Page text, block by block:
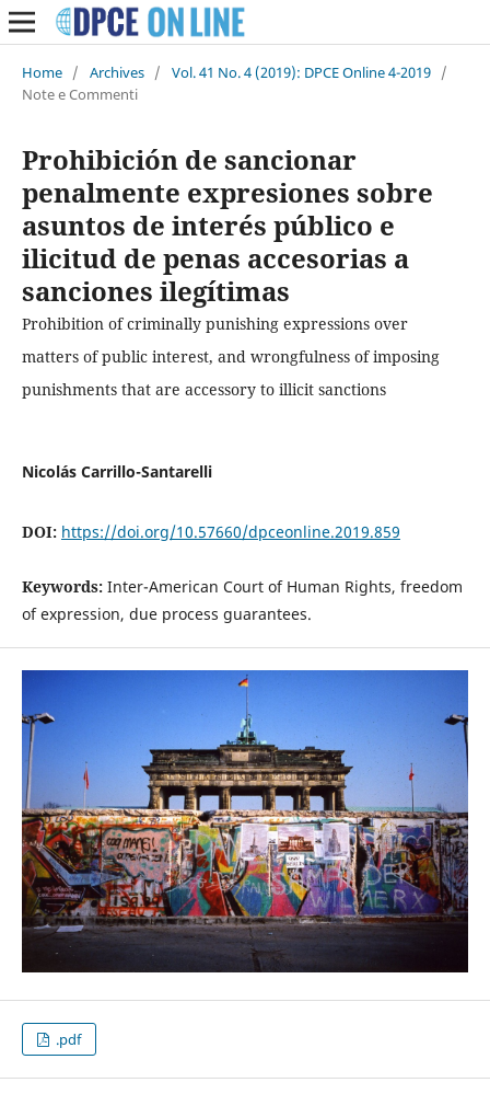
Home / Archives / Vol. 41 No. 4 (2019): DPCE Online 4-2019 /
Note e Commenti
Prohibición de sancionar
penalmente expresiones sobre
asuntos de interés público e
ilicitud de penas accesorias a
sanciones ilegítimas
Prohibition of criminally punishing expressions over
matters of public interest, and wrongfulness of imposing
punishments that are accessory to illicit sanctions
Nicolás Carrillo-Santarelli
DOI: https://doi.org/10.57660/dpceonline.2019.859
Keywords: Inter-American Court of Human Rights, freedom
of expression, due process guarantees.
.pdf